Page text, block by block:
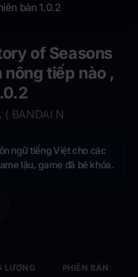
bản 1.0.2
of Seasons
nông tiếp nào ,
( BANDAI N
ngữ tiếng Việt cho các
lậu, game đã bẻ khóa.
LƯỢNG PHIÊN BẢN